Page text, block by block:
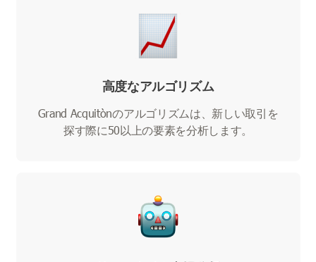
高度なアルゴリズム
Grand Acquitònのアルゴリズムは、新しい取引を
探す際に50以上の要素を分析します。